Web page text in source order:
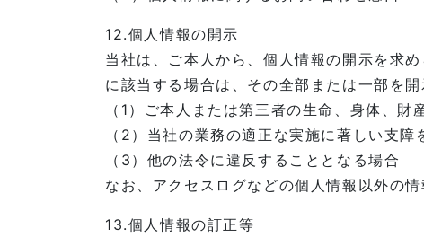
12.個人情報の開示
当社は、ご本人から、個人情報の開示を求
に該当する場合は、その全部または一部を
（1）ご本人または第三者の生命、身体、
（2）当社の業務の適正な実施に著しい支
（3）他の法令に違反することとなる場合
なお、アクセスログなどの個人情報以外の
13.個人情報の訂正等